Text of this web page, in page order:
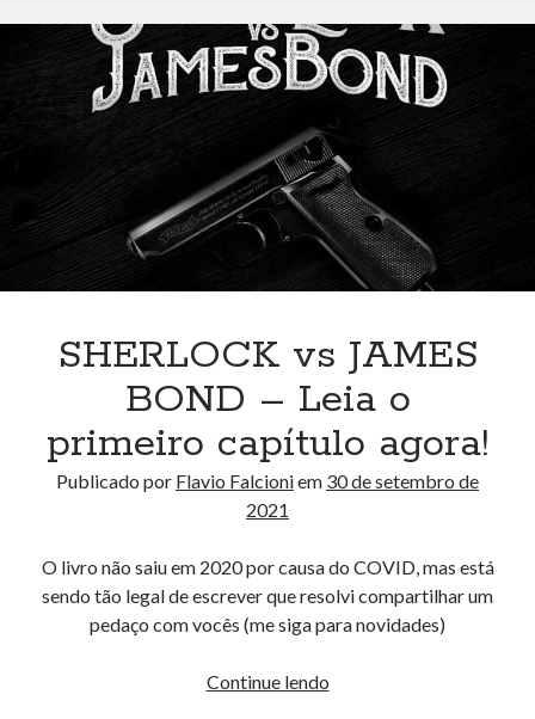
SHERLOCK vs JAMES
BOND – Leia o
primeiro capítulo agora!
Publicado por Flavio Falcioniem 30 de setembro de
2021
O livro não saiu em 2020 por causa do COVID, mas está
sendo tão legal de escrever que resolvi compartilhar um
pedaço com vocês (me siga para novidades)
Continue lendoSHERLOCK